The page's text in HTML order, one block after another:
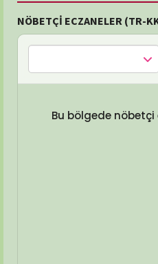
NÖBETÇİ ECZANELER (TR-
Bu bölgede